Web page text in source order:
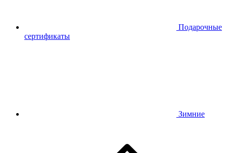
Подарочные
сертификаты
Зимние